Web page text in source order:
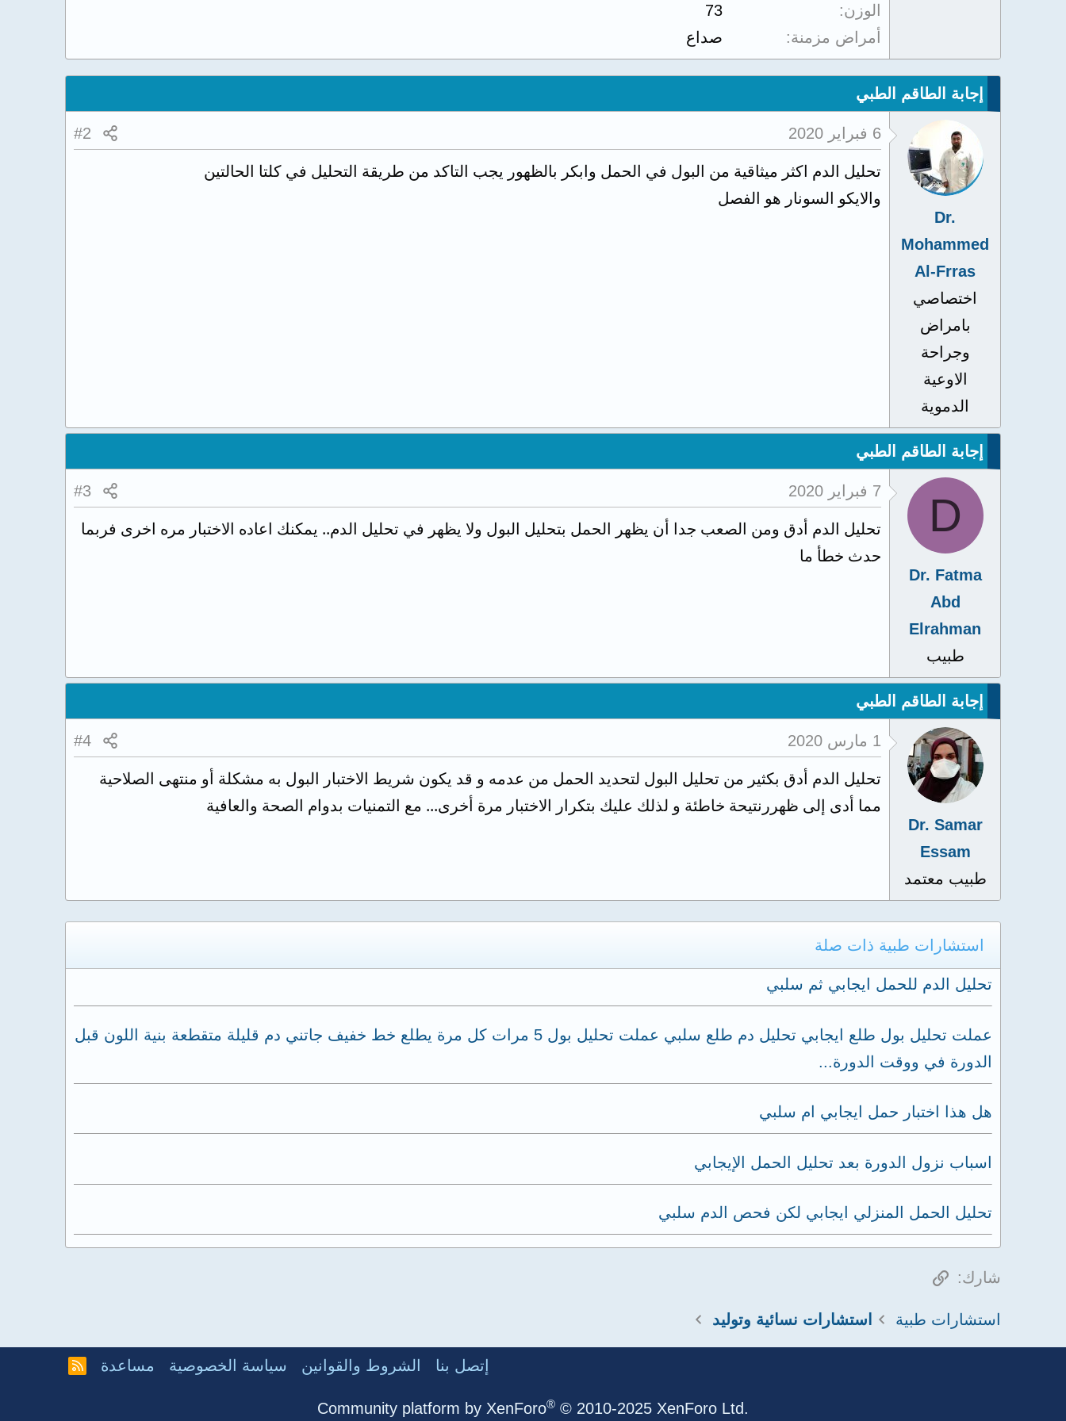
الوزن
73
أمراض مزمنة
صداع
إجابة الطاقم الطبي
Dr.
Mohammed
Al-Frras
اختصاصي
بامراض
وجراحة
الاوعية
الدموية
6 فبراير 2020 #2
تحليل الدم اكثر ميثاقية من البول في الحمل وابكر بالظهور يجب التاكد من طريقة التحليل في كلتا الحالتين
والايكو السونار هو الفصل
إجابة الطاقم الطبي
D
Dr. Fatma
Abd
Elrahman
طبيب
7 فبراير 2020 #3
تحليل الدم أدق ومن الصعب جدا أن يظهر الحمل بتحليل البول ولا يظهر في تحليل الدم.. يمكنك اعاده الاختبار مره اخرى فربما
حدث خطأ ما
إجابة الطاقم الطبي
Dr. Samar
Essam
طبيب معتمد
1 مارس 2020 #4
تحليل الدم أدق بكثير من تحليل البول لتحديد الحمل من عدمه و قد يكون شريط الاختبار البول به مشكلة أو منتهى الصلاحية
مما أدى إلى ظهررنتيحة خاطئة و لذلك عليك بتكرار الاختبار مرة أخرى... مع التمنيات بدوام الصحة والعافية
استشارات طبية ذات صلة
تحليل الدم للحمل ايجابي ثم سلبي
عملت تحليل بول طلع ايجابي تحليل دم طلع سلبي عملت تحليل بول 5 مرات كل مرة يطلع خط خفيف جاتني دم قليلة متقطعة بنية اللون قبل
الدورة في ووقت الدورة...
هل هذا اختبار حمل ايجابي ام سلبي
اسباب نزول الدورة بعد تحليل الحمل الإيجابي
تحليل الحمل المنزلي ايجابي لكن فحص الدم سلبي
شارك: الرابط
استشارات طبية استشارات نسائية وتوليد
إتصل بنا الشروط والقوانين سياسة الخصوصية مساعدة
Community platform by XenForo® © 2010-2025 XenForo Ltd.